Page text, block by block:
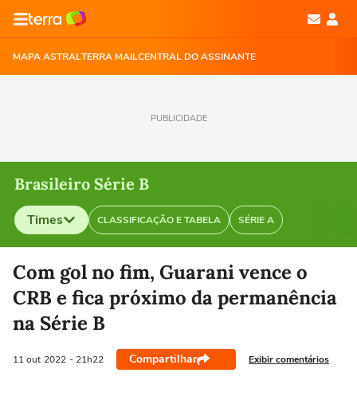
MAPA ASTRALTERRA MAILCENTRAL DO ASSINANTE
PUBLICIDADE
Brasileiro Série B
Times CLASSIFICAÇÃO E TABELA SÉRIE A
Selecione o time para ver as notícias
Com gol no fim, Guarani vence o
CRB e fica próximo da permanência
na Série B
11 out 2022 - 21h22 Compartilhar Exibir comentários